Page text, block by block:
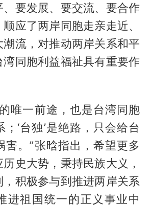
、要发展、要交流、要合作
应了两岸同胞走亲走近、
潮流，对推动两岸关系和平
湾同胞利益福祉具有重要作
唯一前途，也是台湾同胞
‘台独’是绝路，只会给台
害。”张晗指出，希望更多
史大势，秉持民族大义，
积极参与到推进两岸关系
进祖国统一的正义事业中